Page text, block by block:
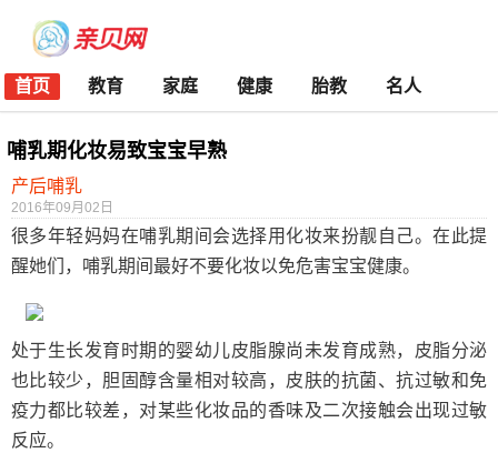
首页 教育 家庭 健康 胎教 名人
哺乳期化妆易致宝宝早熟
产后哺乳
2016年09月02日
很多年轻妈妈在哺乳期间会选择用化妆来扮靓自己。在此提
醒她们，哺乳期间最好不要化妆以免危害宝宝健康。
处于生长发育时期的婴幼儿皮脂腺尚未发育成熟，皮脂分泌
也比较少，胆固醇含量相对较高，皮肤的抗菌、抗过敏和免
疫力都比较差，对某些化妆品的香味及二次接触会出现过敏
反应。